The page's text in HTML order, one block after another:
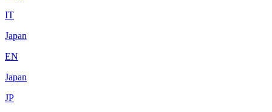
IT
Japan
EN
Japan
JP